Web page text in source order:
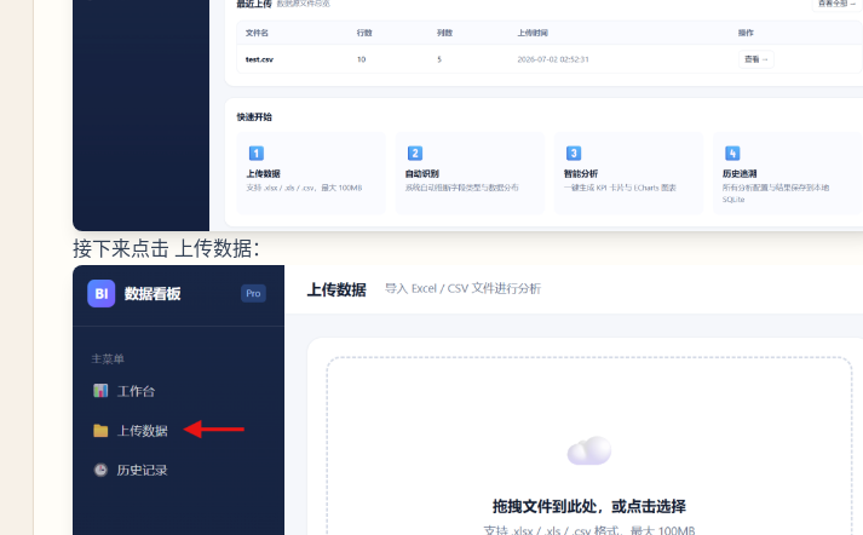
接下来点击 上传数据：